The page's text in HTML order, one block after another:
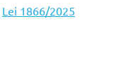
Lei 1866/2025